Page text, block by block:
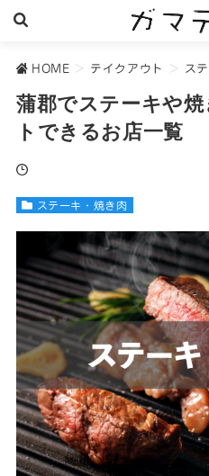
HOME > テイクアウト > ス
蒲郡でステーキや
トできるお店一覧
ステーキ・焼き肉